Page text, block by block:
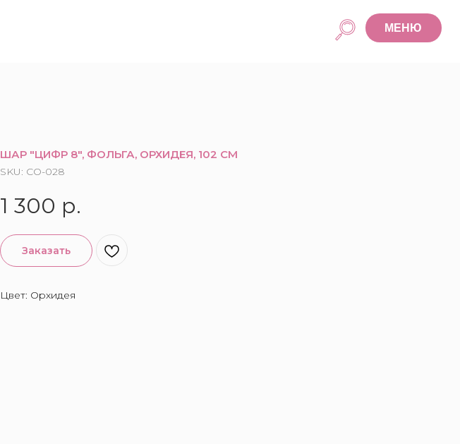
ШАР "ЦИФР 8", ФОЛЬГА, ОРХИДЕЯ, 102 СМ
SKU: CO-028
1 300 р.
Заказать
Цвет: Орхидея